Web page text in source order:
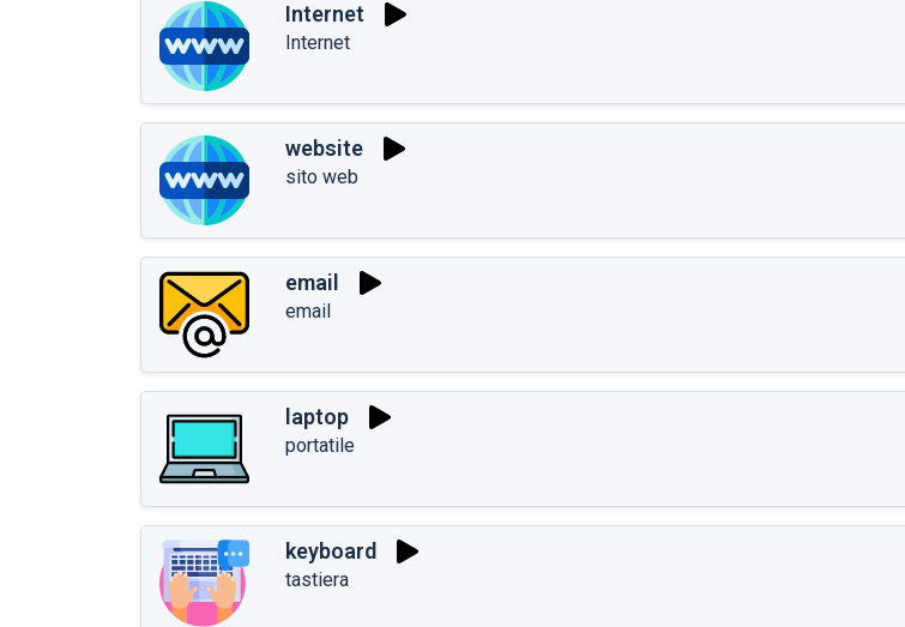
Internet
Internet
website
sito web
email
email
laptop
portatile
keyboard
tastiera